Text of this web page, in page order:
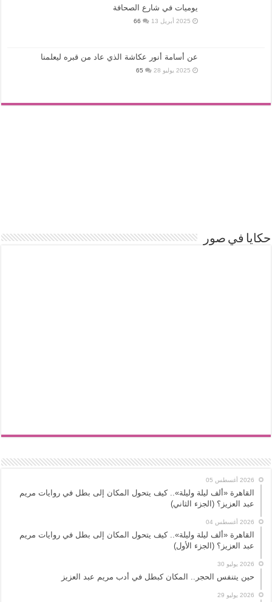
يوميات في شارع الصحافة
2025 أبريل 13 66
عن أسامة أنور عكاشة الذي عاد من قبره ليعلمنا
2025 يوليو 28 65
حكايا في صور
2026 أغسطس 05
القاهرة «ألف ليلة وليلة».. كيف يتحول المكان إلى بطل في روايات مريم
عبد العزيز؟ (الجزء الثاني)
2026 أغسطس 04
القاهرة «ألف ليلة وليلة».. كيف يتحول المكان إلى بطل في روايات مريم
عبد العزيز؟ (الجزء الأول)
2026 يوليو 30
حين يتنفس الحجر.. المكان كبطل في أدب مريم عبد العزيز
2026 يوليو 29